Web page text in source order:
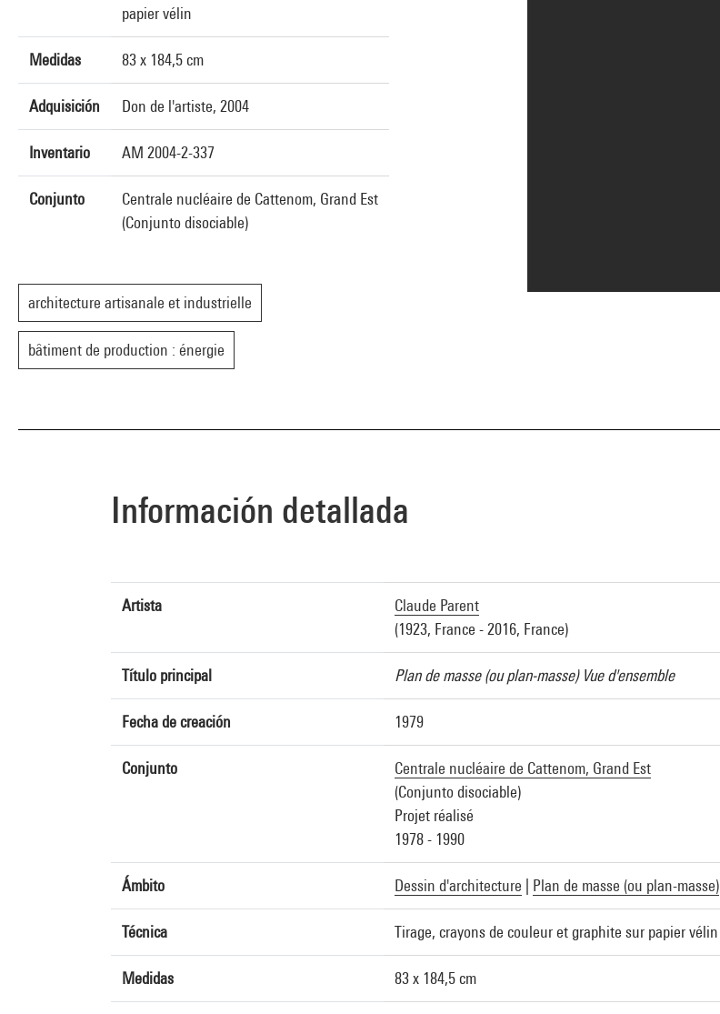
papier vélin
Medidas 83 x 184,5 cm
Adquisición Don de l'artiste, 2004
Inventario AM 2004-2-337
Conjunto
Centrale nucléaire de Cattenom, Grand Est
(Conjunto disociable)
architecture artisanale et industrielle
bâtiment de production : énergie
Información detallada
Artista
Claude Parent
(1923, France - 2016, France)
Título principal Plan de masse (ou plan-masse) Vue d'ensemble
Fecha de creación 1979
Conjunto
Centrale nucléaire de Cattenom, Grand Est
(Conjunto disociable)
Projet réalisé
1978 - 1990
Ámbito Dessin d'architecture Plan de masse (ou plan-masse)
Técnica Tirage, crayons de couleur et graphite sur papier vélin
Medidas 83 x 184,5 cm